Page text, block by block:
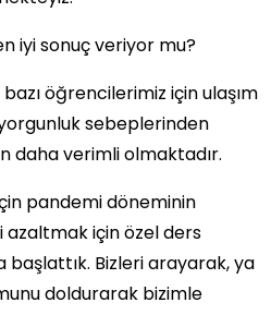
iyi sonuç veriyor mu?
öğrencilerimiz için ulaşım
sebeplerinden
daha verimli olmaktadır.
pandemi döneminin
azaltmak için özel ders
başlattık. Bizleri arayarak, ya
doldurarak bizimle